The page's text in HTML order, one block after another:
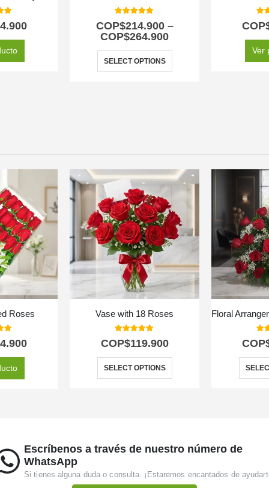
5.00
COP$214.900 –
COP$264.900
SELECT OPTIONS
Ver
Roses Vase with 18 Roses
5.00
COP$119.900
SELECT OPTIONS
Escríbenos a través de nuestro número de
WhatsApp
Si tienes alguna duda o consulta. ¡Estaremos encantados de